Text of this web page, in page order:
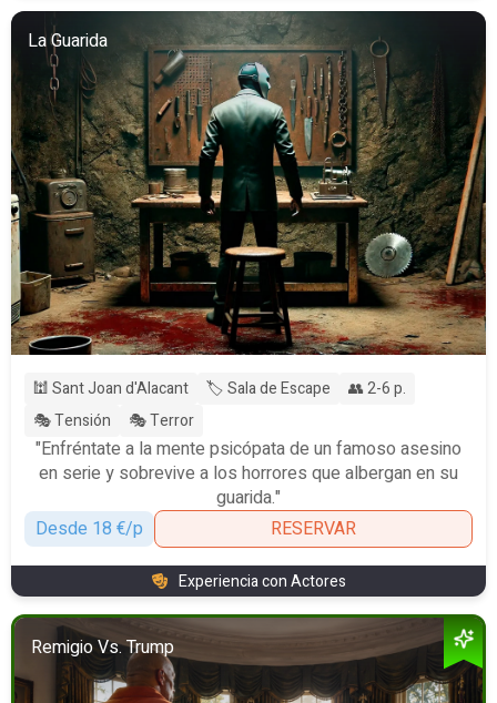
La Guarida
🕍 Sant Joan d'Alacant 🏷️ Sala de Escape
👥 2-6 p.
🎭 Tensión
🎭 Terror
"Enfréntate a la mente psicópata de un famoso asesino
en serie y sobrevive a los horrores que albergan en su
guarida."
Desde 18 €/p
RESERVAR
Experiencia con Actores
Remigio Vs. Trump